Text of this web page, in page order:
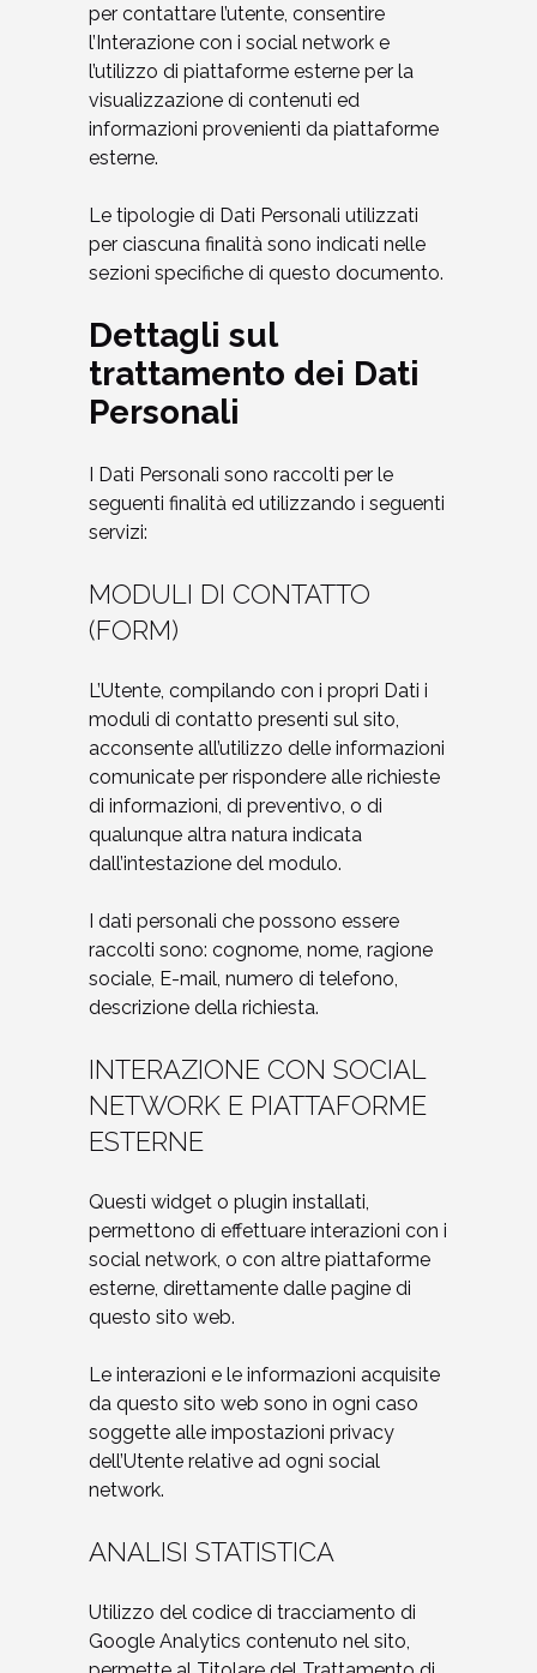
per contattare l’utente, consentire
l’Interazione con i social network e
l’utilizzo di piattaforme esterne per la
visualizzazione di contenuti ed
informazioni provenienti da piattaforme
esterne.
Le tipologie di Dati Personali utilizzati
per ciascuna finalità sono indicati nelle
sezioni specifiche di questo documento.
Dettagli sul
trattamento dei Dati
Personali
I Dati Personali sono raccolti per le
seguenti finalità ed utilizzando i seguenti
servizi:
MODULI DI CONTATTO
(FORM)
L’Utente, compilando con i propri Dati i
moduli di contatto presenti sul sito,
acconsente all’utilizzo delle informazioni
comunicate per rispondere alle richieste
di informazioni, di preventivo, o di
qualunque altra natura indicata
dall’intestazione del modulo.
I dati personali che possono essere
raccolti sono: cognome, nome, ragione
sociale, E-mail, numero di telefono,
descrizione della richiesta.
INTERAZIONE CON SOCIAL
NETWORK E PIATTAFORME
ESTERNE
Questi widget o plugin installati,
permettono di effettuare interazioni con i
social network, o con altre piattaforme
esterne, direttamente dalle pagine di
questo sito web.
Le interazioni e le informazioni acquisite
da questo sito web sono in ogni caso
soggette alle impostazioni privacy
dell’Utente relative ad ogni social
network.
ANALISI STATISTICA
Utilizzo del codice di tracciamento di
Google Analytics contenuto nel sito,